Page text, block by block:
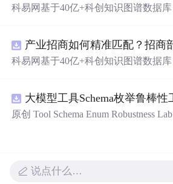
科易网基于40亿+科创知识图谱数据
新领域的AI+数智化解决方案，推动
智能化发展。
科易网基于40亿+科创知识图谱数据
新领域的AI+数智化解决方案，推动
智能化发展。
原创 Tool Schema Enum Robustness
真实运行效果图、README、运行
License 及原创与授权声明。运行时
说点什么…